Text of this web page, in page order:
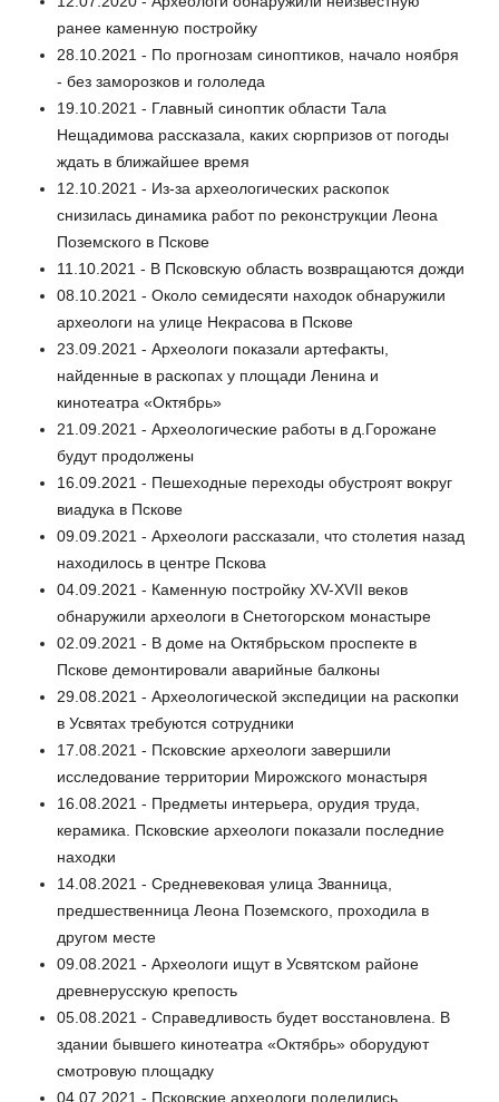
ранее каменную постройку
28.10.2021 - По прогнозам синоптиков, начало ноября
- без заморозков и гололеда
19.10.2021 - Главный синоптик области Тала
Нещадимова рассказала, каких сюрпризов от погоды
ждать в ближайшее время
12.10.2021 - Из-за археологических раскопок
снизилась динамика работ по реконструкции Леона
Поземского в Пскове
11.10.2021 - В Псковскую область возвращаются дожди
08.10.2021 - Около семидесяти находок обнаружили
археологи на улице Некрасова в Пскове
23.09.2021 - Археологи показали артефакты,
найденные в раскопах у площади Ленина и
кинотеатра «Октябрь»
21.09.2021 - Археологические работы в д.Горожане
будут продолжены
16.09.2021 - Пешеходные переходы обустроят вокруг
виадука в Пскове
09.09.2021 - Археологи рассказали, что столетия назад
находилось в центре Пскова
04.09.2021 - Каменную постройку XV-XVII веков
обнаружили археологи в Снетогорском монастыре
02.09.2021 - В доме на Октябрьском проспекте в
Пскове демонтировали аварийные балконы
29.08.2021 - Археологической экспедиции на раскопки
в Усвятах требуются сотрудники
17.08.2021 - Псковские археологи завершили
исследование территории Мирожского монастыря
16.08.2021 - Предметы интерьера, орудия труда,
керамика. Псковские археологи показали последние
находки
14.08.2021 - Средневековая улица Званница,
предшественница Леона Поземского, проходила в
другом месте
09.08.2021 - Археологи ищут в Усвятском районе
древнерусскую крепость
05.08.2021 - Справедливость будет восстановлена. В
здании бывшего кинотеатра «Октябрь» оборудуют
смотровую площадку
04.07.2021 - Псковские археологи поделились